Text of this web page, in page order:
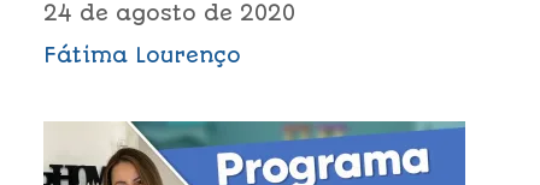
24 de agosto de 2020
Fátima Lourenço